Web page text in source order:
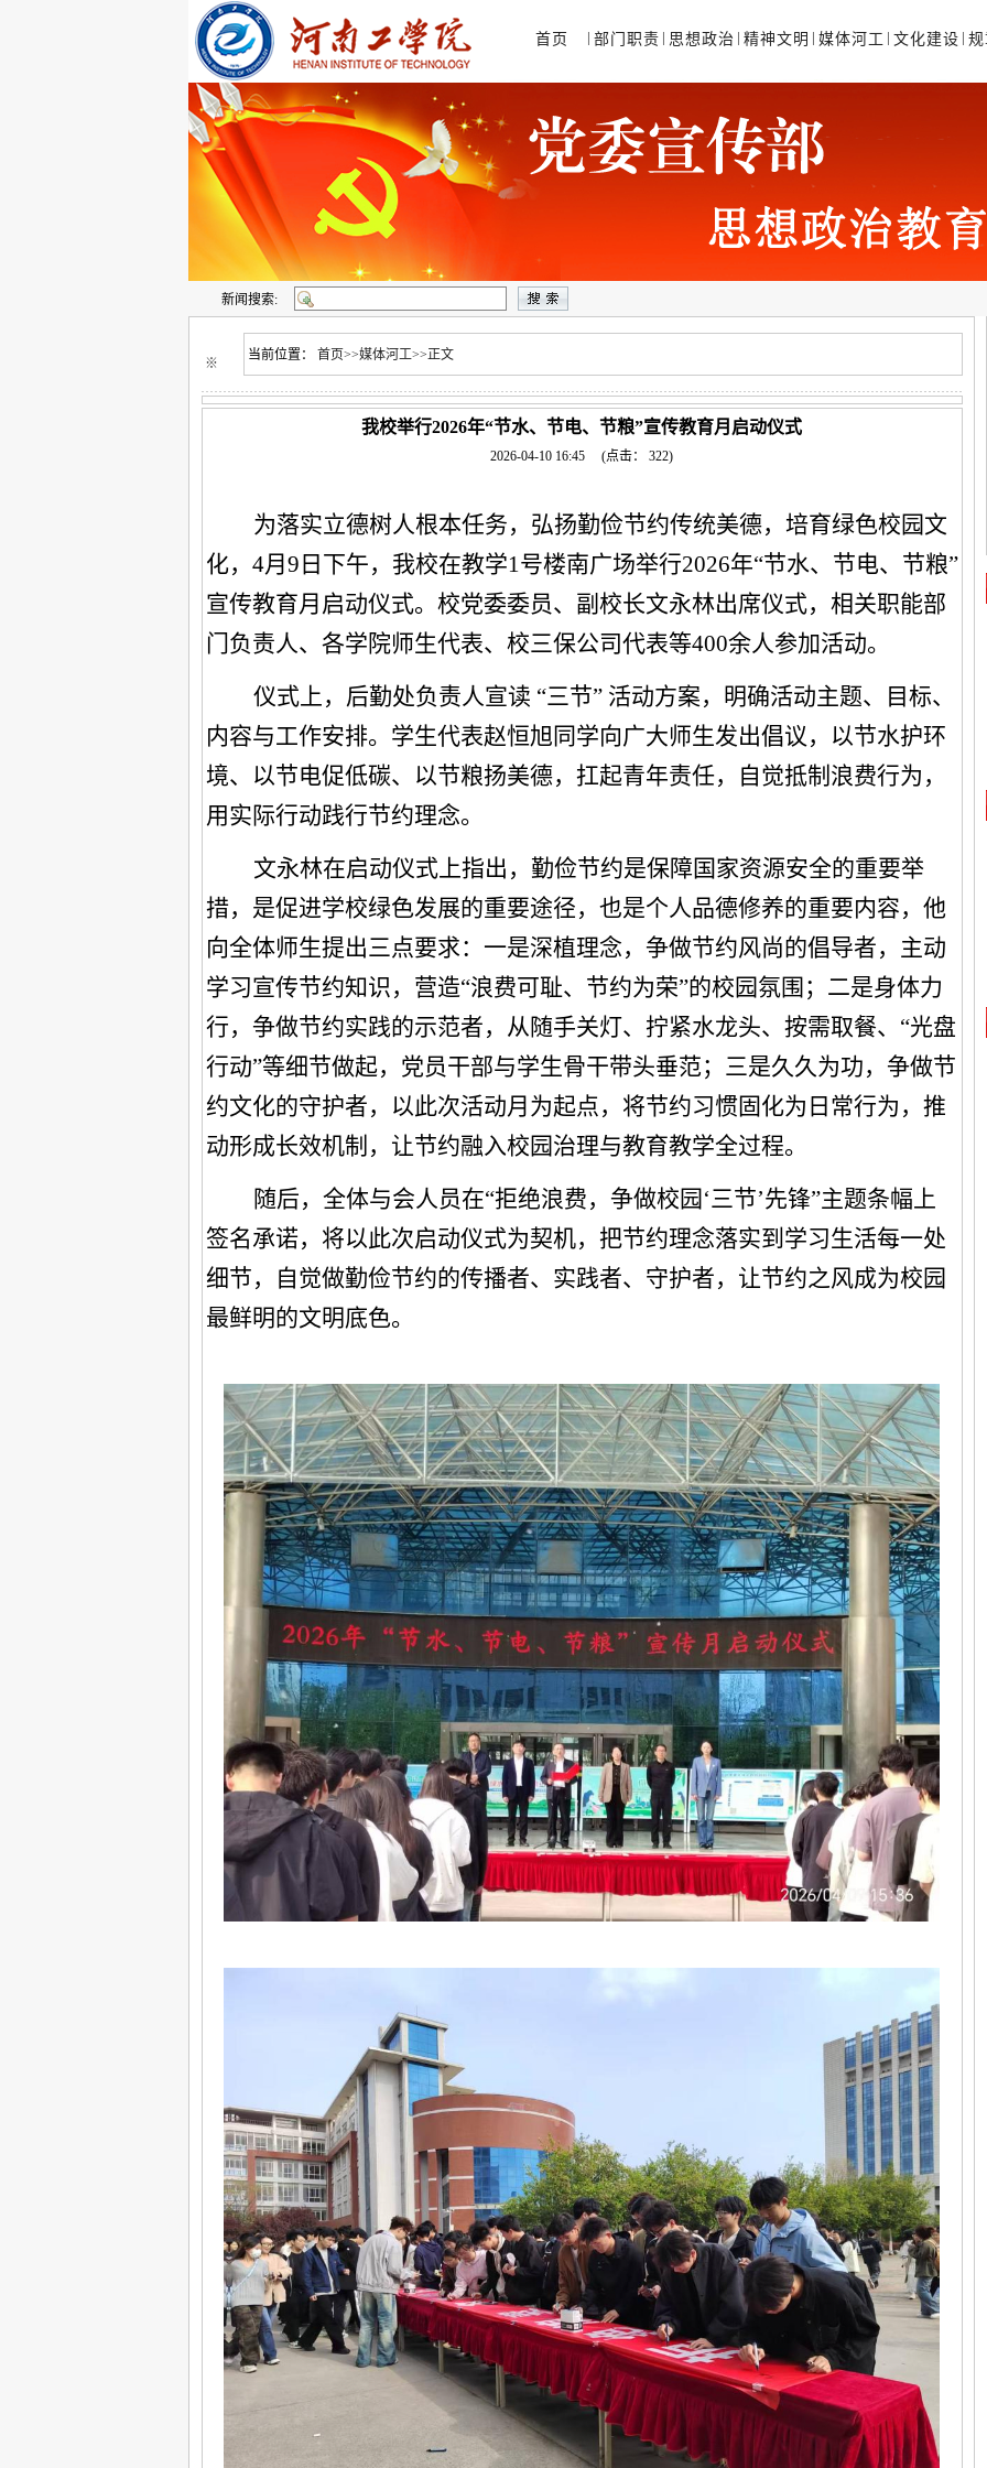
首页 | 部门职责 | 思想政治 | 精神文明 | 媒体河工 | 文化建设 |
新闻搜索:
※
当前位置： 首页>>媒体河工>>正文
我校举行2026年“节水、节电、节粮”宣传教育月启动仪式
2026-04-10 16:45 (点击： 322)
为落实立德树人根本任务，弘扬勤俭节约传统美德，培育绿色校园文
化，4月9日下午，我校在教学1号楼南广场举行2026年“节水、节电、节粮”
宣传教育月启动仪式。校党委委员、副校长文永林出席仪式，相关职能部
门负责人、各学院师生代表、校三保公司代表等400余人参加活动。
仪式上，后勤处负责人宣读 “三节” 活动方案，明确活动主题、目标、
内容与工作安排。学生代表赵恒旭同学向广大师生发出倡议，以节水护环
境、以节电促低碳、以节粮扬美德，扛起青年责任，自觉抵制浪费行为，
用实际行动践行节约理念。
文永林在启动仪式上指出，勤俭节约是保障国家资源安全的重要举
措，是促进学校绿色发展的重要途径，也是个人品德修养的重要内容，他
向全体师生提出三点要求：一是深植理念，争做节约风尚的倡导者，主动
学习宣传节约知识，营造“浪费可耻、节约为荣”的校园氛围；二是身体力
行，争做节约实践的示范者，从随手关灯、拧紧水龙头、按需取餐、“光盘
行动”等细节做起，党员干部与学生骨干带头垂范；三是久久为功，争做节
约文化的守护者，以此次活动月为起点，将节约习惯固化为日常行为，推
动形成长效机制，让节约融入校园治理与教育教学全过程。
随后，全体与会人员在“拒绝浪费，争做校园‘三节’先锋”主题条幅上
签名承诺，将以此次启动仪式为契机，把节约理念落实到学习生活每一处
细节，自觉做勤俭节约的传播者、实践者、守护者，让节约之风成为校园
最鲜明的文明底色。